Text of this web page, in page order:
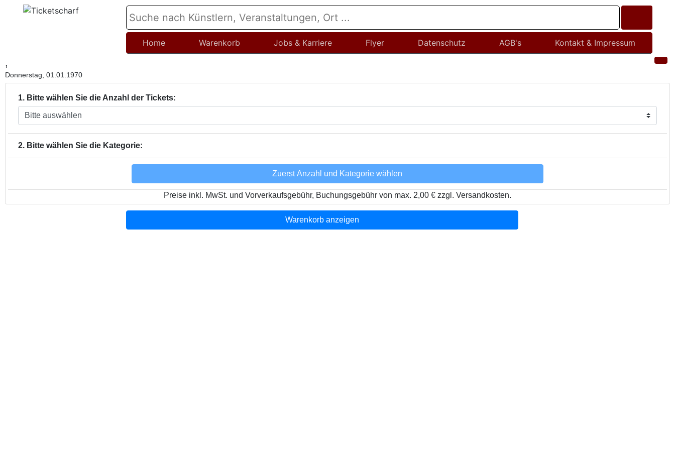
Home Warenkorb Jobs & Karriere Flyer Datenschutz AGB's Kontakt & Impressum
,
Donnerstag, 01.01.1970
1. Bitte wählen Sie die Anzahl der Tickets:
2. Bitte wählen Sie die Kategorie:
Zuerst Anzahl und Kategorie wählen
Preise inkl. MwSt. und Vorverkaufsgebühr, Buchungsgebühr von max. 2,00 € zzgl. Versandkosten.
Warenkorb anzeigen